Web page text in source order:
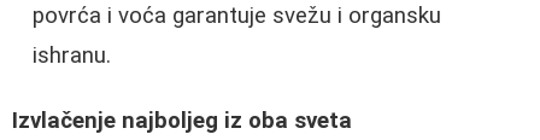
povrća i voća garantuje svežu i organsku
ishranu.
Izvlačenje najboljeg iz oba sveta